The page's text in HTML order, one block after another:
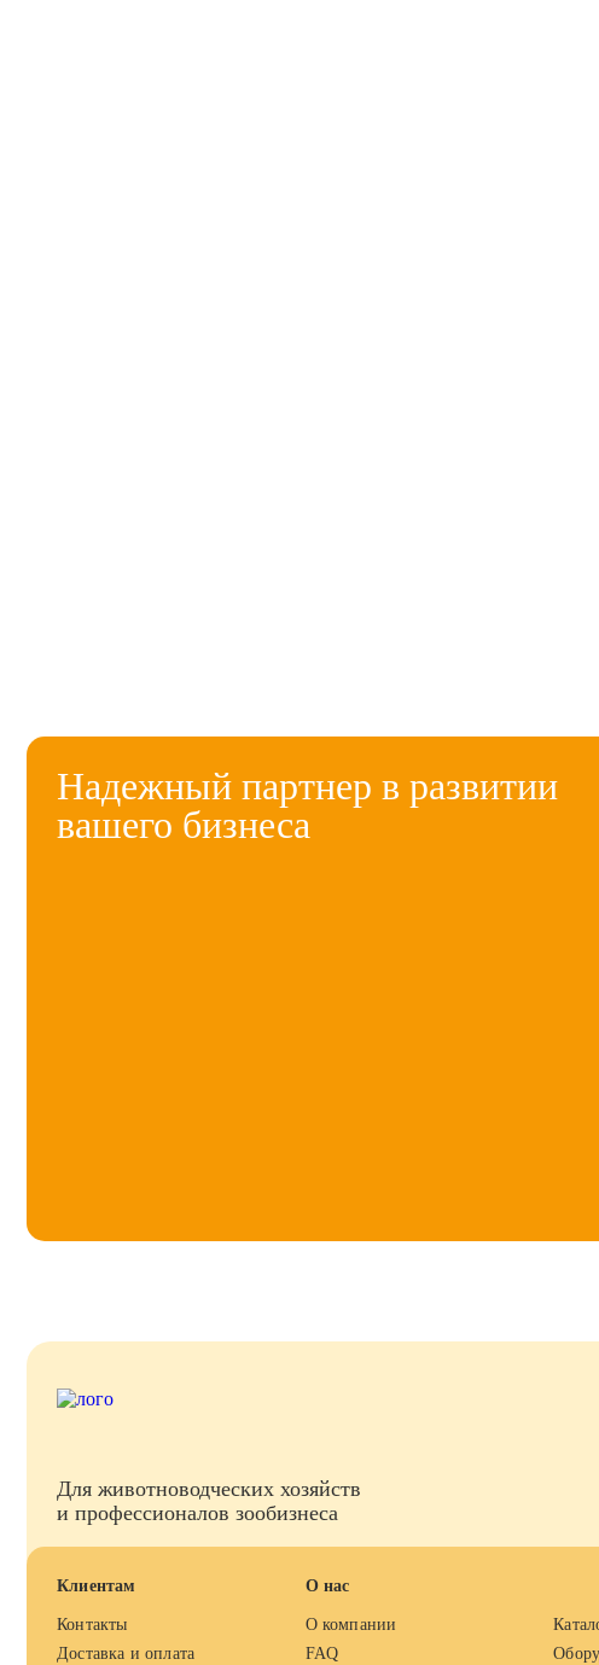
Надежный партнер в развитии
вашего бизнеса
Для животноводческих хозяйств
и профессионалов зообизнеса
Клиентам
Контакты
Доставка и оплата
О нас
О компании
FAQ